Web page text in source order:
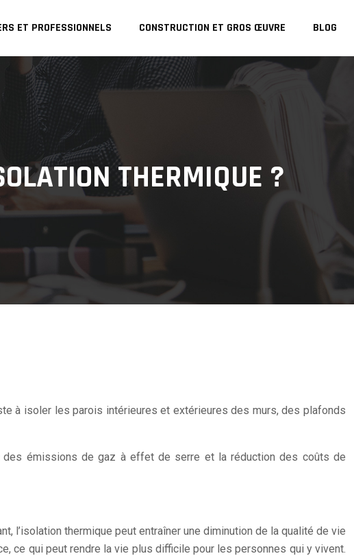
ET PROFESSIONNELS CONSTRUCTION ET GROS ŒUVRE BLOG
THERMIQUE ?
à isoler les parois intérieures et extérieures des murs, des plafonds
des émissions de gaz à effet de serre et la réduction des coûts de
l’isolation thermique peut entraîner une diminution de la qualité de vie
ce qui peut rendre la vie plus difficile pour les personnes qui y vivent.